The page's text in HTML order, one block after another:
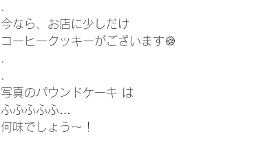
今なら、お店に少しだけ
コーヒークッキーがございます🍪
写真のパウンドケーキ は
ふふふふふ…
何味でしょう〜！